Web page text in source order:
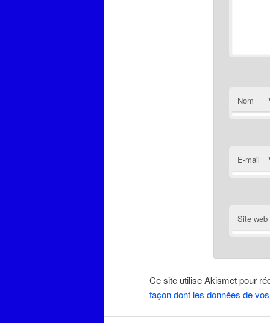
Nom
E-mail
Site web
Ce site utilise Akismet pour
façon dont les données de